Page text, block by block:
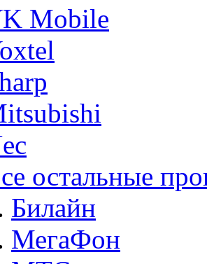
Mobile
остальные
Билайн
МегаФон